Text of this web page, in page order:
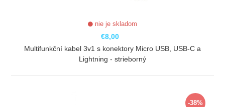
nie je skladom
€8,00
Multifunkční kabel 3v1 s konektory Micro USB, USB-C a
Lightning - strieborný
-38%